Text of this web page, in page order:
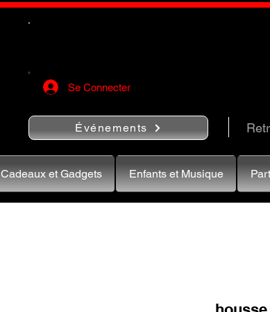
Se Connecter
Événements
Cadeaux et Gadgets Enfants et Musique